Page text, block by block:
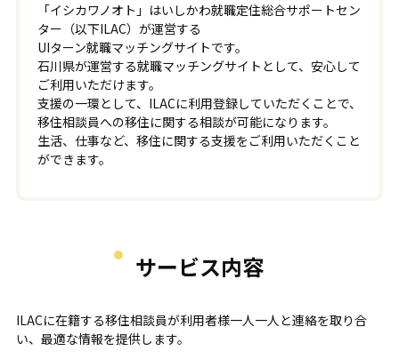
「イシカワノオト」はいしかわ就職定住総合サポートセン
ター（以下ILAC）が運営する
UIターン就職マッチングサイトです。
石川県が運営する就職マッチングサイトとして、安心して
ご利用いただけます。
支援の一環として、ILACに利用登録していただくことで、
移住相談員への移住に関する相談が可能になります。
生活、仕事など、移住に関する支援をご利用いただくこと
ができます。
サービス内容
ILACに在籍する移住相談員が利用者様一人一人と連絡を取り合
い、最適な情報を提供します。